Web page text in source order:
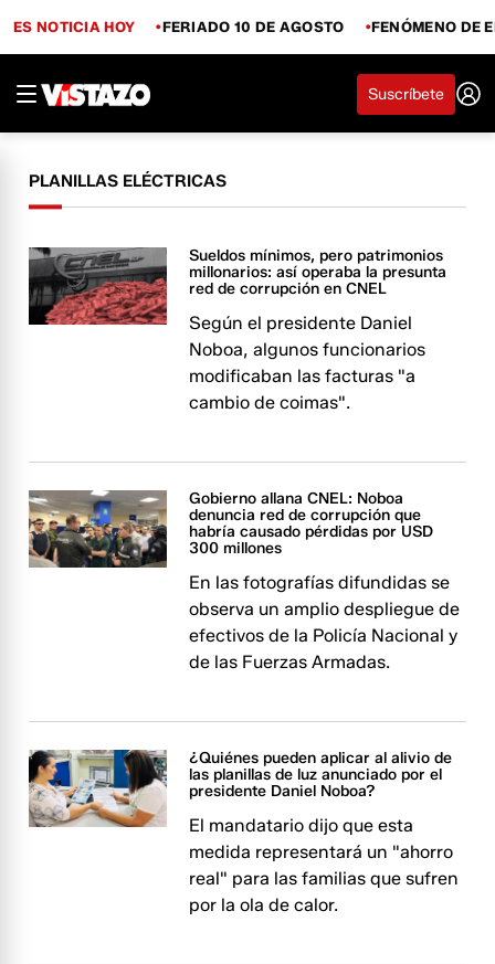
ES NOTICIA HOY FERIADO 10 DE AGOSTO FENÓMENO DE
Suscríbete
PLANILLAS ELÉCTRICAS
Sueldos mínimos, pero patrimonios
millonarios: así operaba la presunta
red de corrupción en CNEL
Según el presidente Daniel
Noboa, algunos funcionarios
modificaban las facturas "a
cambio de coimas".
Gobierno allana CNEL: Noboa
denuncia red de corrupción que
habría causado pérdidas por USD
300 millones
En las fotografías difundidas se
observa un amplio despliegue de
efectivos de la Policía Nacional y
de las Fuerzas Armadas.
¿Quiénes pueden aplicar al alivio de
las planillas de luz anunciado por el
presidente Daniel Noboa?
El mandatario dijo que esta
medida representará un "ahorro
real" para las familias que sufren
por la ola de calor.